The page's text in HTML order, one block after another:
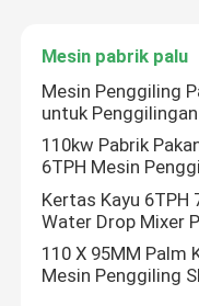
Cangkang rol
Mesin pabrik palu
Mesin Pellet Kayu
Silos Gudang
Mesin pabrik palu
Mesin Penggiling
untuk Penggilingan
110kw Pabrik
6TPH Mesin
Kertas Kayu 6TPH
Water Drop Mixer
110 X 95MM Palm
Mesin Penggiling